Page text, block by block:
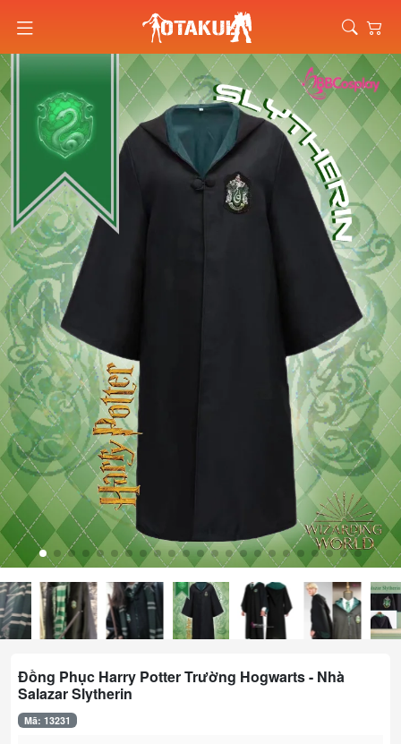
Đồng Phục Harry Potter Trường Hogwarts - Nhà
Salazar Slytherin
Mã: 13231